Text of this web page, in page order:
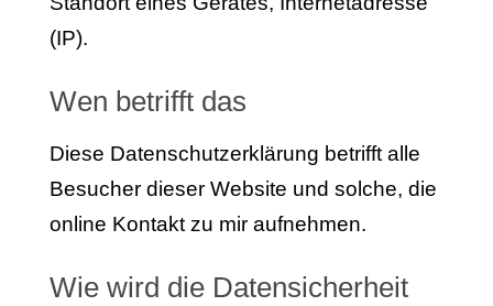
(IP).
Wen betrifft das
Diese Datenschutzerklärung betrifft alle
Besucher dieser Website und solche, die
online Kontakt zu mir aufnehmen.
Wie wird die Datensicherheit